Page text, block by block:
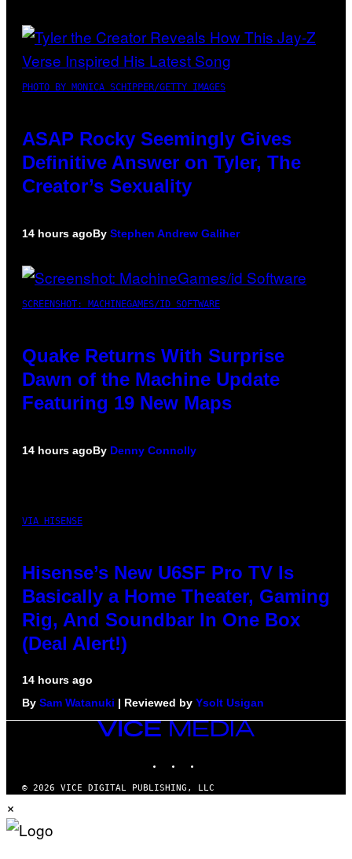
PHOTO BY MONICA SCHIPPER/GETTY IMAGES
ASAP Rocky Seemingly Gives
Definitive Answer on Tyler, The
Creator’s Sexuality
14 hours agoBy Stephen Andrew Galiher
SCREENSHOT: MACHINEGAMES/ID SOFTWARE
Quake Returns With Surprise
Dawn of the Machine Update
Featuring 19 New Maps
14 hours agoBy Denny Connolly
VIA HISENSE
Hisense’s New U6SF Pro TV Is
Basically a Home Theater, Gaming
Rig, And Soundbar In One Box
(Deal Alert!)
14 hours ago
By Sam Watanuki | Reviewed by Ysolt Usigan
VICE
MEDIA
© 2026 VICE DIGITAL PUBLISHING, LLC
×